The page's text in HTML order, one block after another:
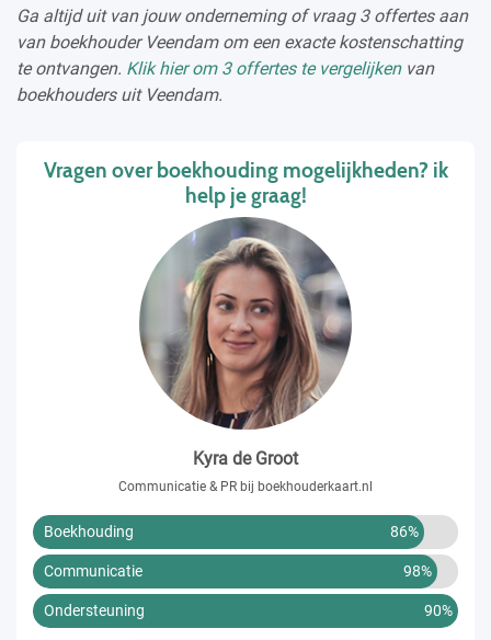
Ga altijd uit van jouw onderneming of vraag 3 offertes aan
van boekhouder Veendam om een exacte kostenschatting
te ontvangen. Klik hier om 3 offertes te vergelijkenvan
boekhouders uit Veendam.
Vragen over boekhouding mogelijkheden? ik
help je graag!
Kyra de Groot
Communicatie & PR bij boekhouderkaart.nl
Boekhouding 86%
Communicatie 98%
Ondersteuning 90%